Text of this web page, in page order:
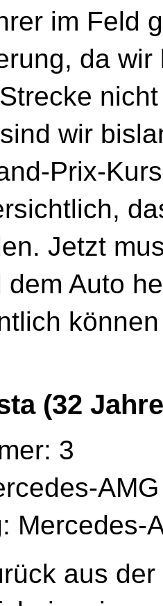
im Feld
da
wir
Prix-
Jetzt
dem Auto
(32
3
Mercedes-
aus